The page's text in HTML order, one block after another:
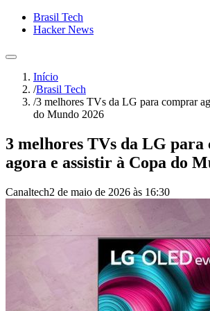
Brasil Tech
Hacker News
Início
/Brasil Tech
/3 melhores TVs da LG para comprar
do Mundo 2026
3 melhores TVs da LG
agora e assistir à Copa do
Canaltech2 de maio de 2026 às 16:30